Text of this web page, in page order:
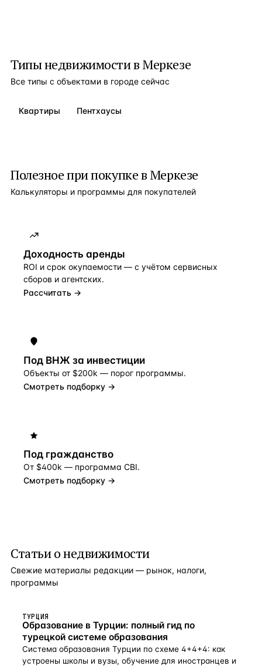
Типы недвижимости в Меркезе
Все типы с объектами в городе сейчас
Квартиры Пентхаусы
Полезное при покупке в Меркезе
Калькуляторы и программы для покупателей
Доходность аренды
ROI и срок окупаемости — с учётом сервисных
сборов и агентских.
Рассчитать →
Под ВНЖ за инвестиции
Объекты от $200k — порог программы.
Смотреть подборку →
Под гражданство
От $400k — программа CBI.
Смотреть подборку →
Статьи о недвижимости
Свежие материалы редакции — рынок, налоги,
программы
ТУРЦИЯ
Образование в Турции: полный гид по
турецкой системе образования
Система образования Турции по схеме 4+4+4: как
устроены школы и вузы, обучение для иностранцев и